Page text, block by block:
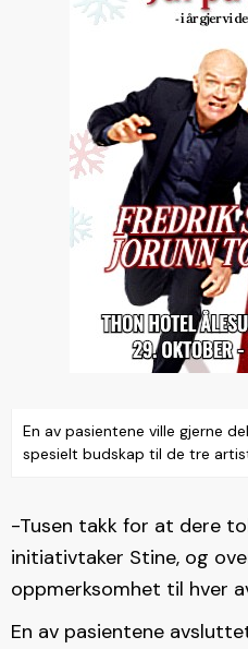
En av pasientene ville gjerne
spesielt budskap til de tre
-Tusen takk for at dere
initiativtaker Stine, og
oppmerksomhet til hver
En av pasientene